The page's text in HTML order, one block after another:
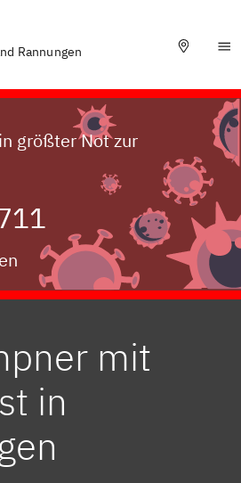
Rannungen
größter Not zur
mit
in